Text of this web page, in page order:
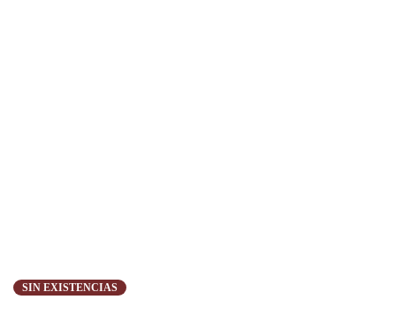
SIN EXISTENCIAS